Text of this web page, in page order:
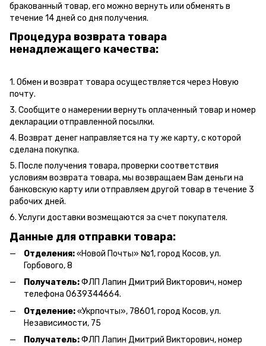
бракованный товар, его можно вернуть или обменять в
течение 14 дней со дня получения.
Процедура возврата товара
ненадлежащего качества:
1. Обмен и возврат товара осуществляется через Новую
почту.
3. Сообщите о намерении вернуть оплаченный товар и номер
декларации отправленной посылки.
4. Возврат денег направляется на ту же карту, с которой
сделана покупка.
5. После получения товара, проверки соответствия
условиям возврата товара, мы возвращаем Вам деньги на
банковскую карту или отправляем другой товар в течение 3
рабочих дней.
6. Услуги доставки возмещаются за счет покупателя.
Данные для отправки товара:
Отделения:«Новой Почты» №1, город Косов,ул.
Горбового, 8
Получатель:ФЛП Лапин Дмитрий Викторович, номер
телефона 0639344664.
Отделение:«Укрпочты», 78601, город Косов, ул.
Независимости, 75
Получатель:ФЛП Лапин Дмитрий Викторович, номер